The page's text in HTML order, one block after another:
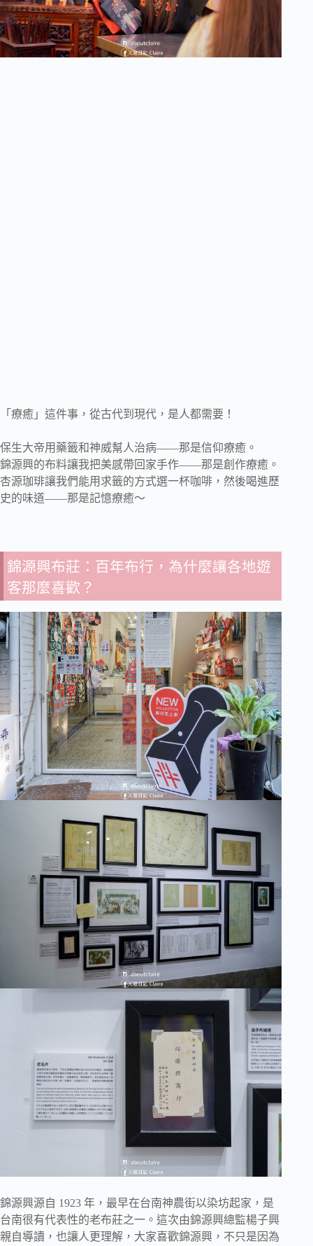
「療癒」這件事，從古代到現代，是人都需要！
保生大帝用藥籤和神威幫人治病——那是信仰療癒。
錦源興的布料讓我把美感帶回家手作——那是創作療癒。
杏源珈琲讓我們能用求籤的方式選一杯咖啡，然後喝進歷
史的味道——那是記憶療癒～
錦源興布莊：百年布行，為什麼讓各地遊
客那麼喜歡？
錦源興源自 1923 年，最早在台南神農街以染坊起家，是
台南很有代表性的老布莊之一。這次由錦源興總監楊子興
親自導讀，也讓人更理解，大家喜歡錦源興，不只是因為